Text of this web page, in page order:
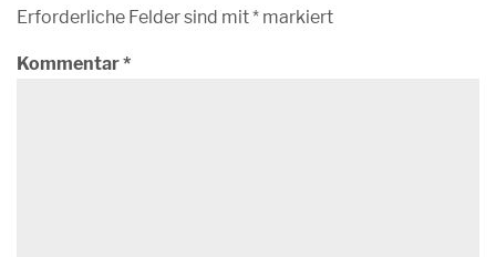
Erforderliche Felder sind mit* markiert
Kommentar*